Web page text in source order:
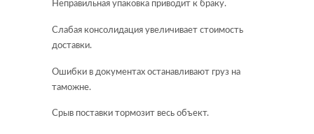
Неправильная упаковка приводит к браку.
Слабая консолидация увеличивает стоимость
доставки.
Ошибки в документах останавливают груз на
таможне.
Срыв поставки тормозит весь объект.